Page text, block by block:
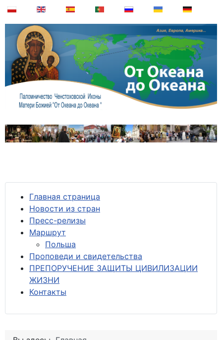
Главная страница
Новости из стран
Пресс-релизы
Маршрут
Польша
Проповеди и свидетельства
ПРЕПОРУЧЕНИЕ ЗАЩИТЫ ЦИВИЛИЗАЦИИ
ЖИЗНИ
Контакты